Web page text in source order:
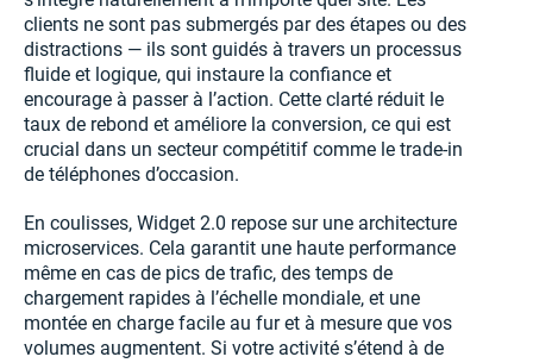
clients ne sont pas submergés par des étapes ou des
distractions — ils sont guidés à travers un processus
fluide et logique, qui instaure la confiance et
encourage à passer à l’action. Cette clarté réduit le
taux de rebond et améliore la conversion, ce qui est
crucial dans un secteur compétitif comme le trade-in
de téléphones d’occasion.
En coulisses, Widget 2.0 repose sur une architecture
microservices. Cela garantit une haute performance
même en cas de pics de trafic, des temps de
chargement rapides à l’échelle mondiale, et une
montée en charge facile au fur et à mesure que vos
volumes augmentent. Si votre activité s’étend à de